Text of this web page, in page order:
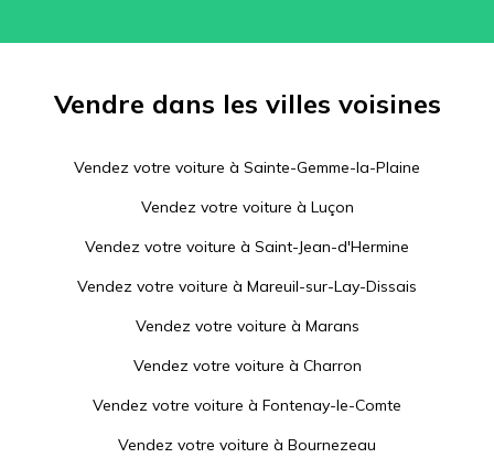
Vendre dans les villes voisines
Vendez votre voiture à Sainte-Gemme-la-Plaine
Vendez votre voiture à Luçon
Vendez votre voiture à Saint-Jean-d'Hermine
Vendez votre voiture à Mareuil-sur-Lay-Dissais
Vendez votre voiture à Marans
Vendez votre voiture à Charron
Vendez votre voiture à Fontenay-le-Comte
Vendez votre voiture à Bournezeau